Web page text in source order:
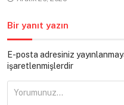
Bir yanıt yazın
E-posta adresiniz
işaretlenmişlerdir